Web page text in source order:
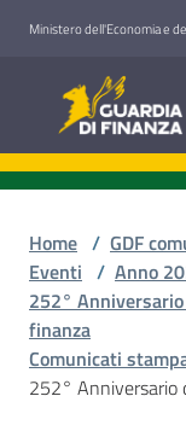
Ministero dell'Economia e
Guardia di
Guardia di
siamo
Cosa
facciamo
Home / GDF
Eventi / Anno
252°
finanza
Comunicati
252° Anniversario